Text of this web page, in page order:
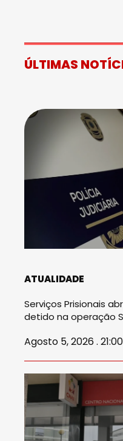
ÚLTIMAS
ATUALIDADE
Serviços Prisionais
detido na operação
Agosto 5, 2026 . 21:00